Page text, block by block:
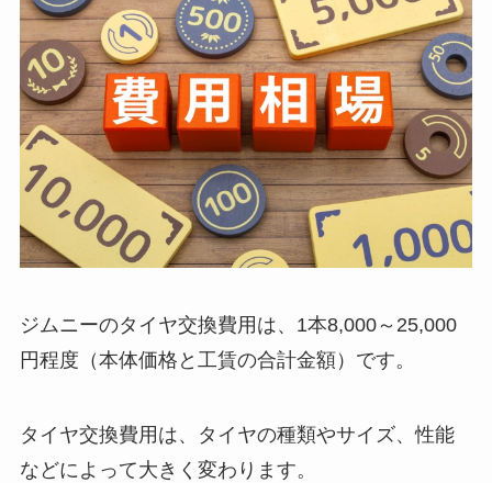
ジムニーのタイヤ交換費用は、1本8,000～25,000
円程度（本体価格と工賃の合計金額）です。
タイヤ交換費用は、タイヤの種類やサイズ、性能
などによって大きく変わります。